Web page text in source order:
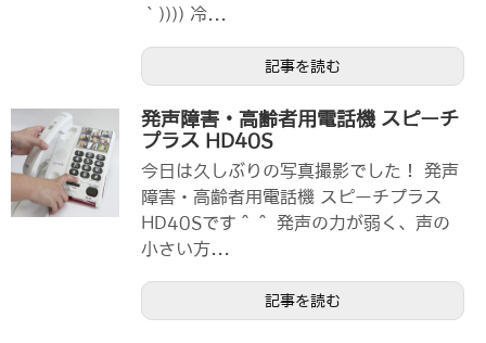
｀)))) 冷...
記事を読む
発声障害・高齢者用電話機 スピーチ
プラス HD40S
今日は久しぶりの写真撮影でした！ 発声
障害・高齢者用電話機 スピーチプラス
HD40Sです＾＾ 発声の力が弱く、声の
小さい方...
記事を読む